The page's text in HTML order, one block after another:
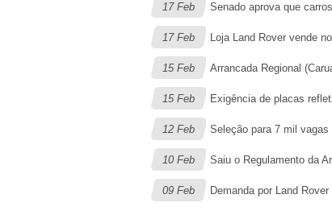
17 Feb Senado aprova que
17 Feb Loja Land Rover vende
15 Feb Arrancada Regional
15 Feb Exigência de placas
12 Feb Seleção para 7 mil
10 Feb Saiu o Regulamento da
09 Feb Demanda por Land